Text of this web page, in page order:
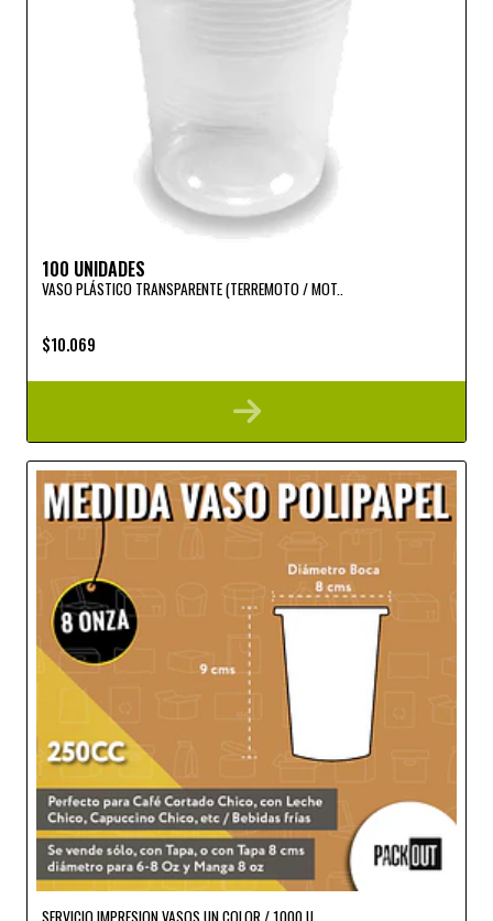
100 UNIDADES
VASO PLÁSTICO TRANSPARENTE (TERREMOTO / MOT..
$10.069
SERVICIO IMPRESION VASOS UN COLOR / 1000 U..